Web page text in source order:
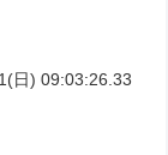
日) 09:03:26.33